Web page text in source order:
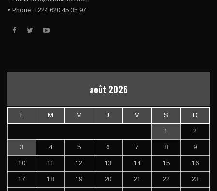
• Phone: +224 620 45 35 97
août 2026
L M M J V S D
1 2
3 4 5 6 7 8 9
10 11 12 13 14 15 16
17 18 19 20 21 22 23